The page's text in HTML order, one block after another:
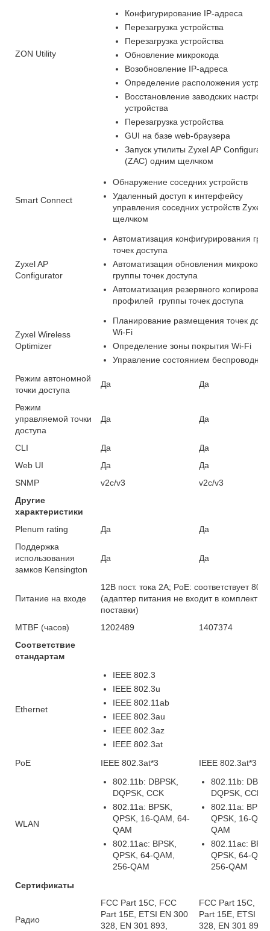
ZON Utility
Конфигурирование IP-адреса
Перезагрузка устройства
Перезагрузка устройства
Обновление микрокода
Возобновление IP-адреса
Определение расположения
Восстановление заводских настроек
устройства
Перезагрузка устройства
GUI на базе web-браузера
Запуск утилиты Zyxel AP
(ZAC) одним щелчком
Smart Connect
Обнаружение соседних устройств
Удаленный доступ к интерфейсу
управления соседних устройств Zyxel
щелчком
Zyxel AP
Configurator
Автоматизация конфигурирования
точек доступа
Автоматизация обновления микрокода
группы точек доступа
Автоматизация резервного
профилей группы точек доступа
Zyxel Wireless
Optimizer
Планирование размещения точек
Wi-Fi
Определение зоны покрытия Wi-Fi
Управление состоянием беспроводной
Режим автономной
точки доступа
Да Да
Режим
управляемой точки
доступа
Да Да
CLI Да
Да
Web UI
Да
Да
SNMP
v2c/v3
v2c/v3
Другие
характеристики
Plenum rating
Да
Да
Поддержка
использования
замков Kensington
Да Да
Питание на входе
12В пост. тока 2А; PoE: соответствует
(адаптер питания не входит в комплект
поставки)
MTBF (часов)
1202489
1407374
Соответствие
стандартам
Ethernet
IEEE 802.3
IEEE 802.3u
IEEE 802.11ab
IEEE 802.3au
IEEE 802.3az
IEEE 802.3at
PoE
IEEE 802.3at*3 IEEE 802.3at*3
WLAN
802.11b: DBPSK,
DQPSK, CCK
802.11a: BPSK,
QPSK, 16-QAM, 64-
QAM
802.11ac: BPSK,
QPSK, 64-QAM,
256-QAM
802.11b:
DQPSK, CCK
802.11a: BPSK,
QPSK, 16-
QAM
802.11ac:
QPSK, 64-
256-QAM
Сертификаты
Радио
FCC Part 15C, FCC
Part 15E, ETSI EN 300
328, EN 301 893,
FCC Part 15C,
Part 15E, ETSI
328, EN 301 893,